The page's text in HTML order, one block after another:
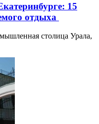
15
отдыха
столица Урала,